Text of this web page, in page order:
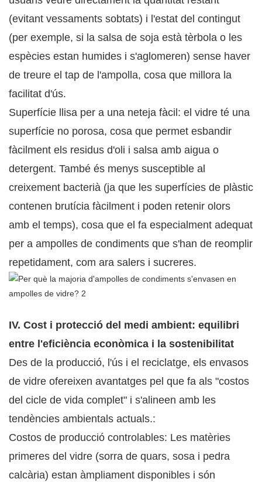
(evitant vessaments sobtats) i l'estat del contingut
(per exemple, si la salsa de soja està tèrbola o les
espècies estan humides i s'aglomeren) sense haver
de treure el tap de l'ampolla, cosa que millora la
facilitat d'ús.
Superfície llisa per a una neteja fàcil: el vidre té una
superfície no porosa, cosa que permet esbandir
fàcilment els residus d'oli i salsa amb aigua o
detergent. També és menys susceptible al
creixement bacterià (ja que les superfícies de plàstic
contenen brutícia fàcilment i poden retenir olors
amb el temps), cosa que el fa especialment adequat
per a ampolles de condiments que s'han de reomplir
repetidament, com ara salers i sucreres.
IV. Cost i protecció del medi ambient: equilibri
entre l'eficiència econòmica i la sostenibilitat
Des de la producció, l'ús i el reciclatge, els envasos
de vidre ofereixen avantatges pel que fa als "costos
del cicle de vida complet" i s'alineen amb les
tendències ambientals actuals.:
Costos de producció controlables: Les matèries
primeres del vidre (sorra de quars, sosa i pedra
calcària) estan àmpliament disponibles i són